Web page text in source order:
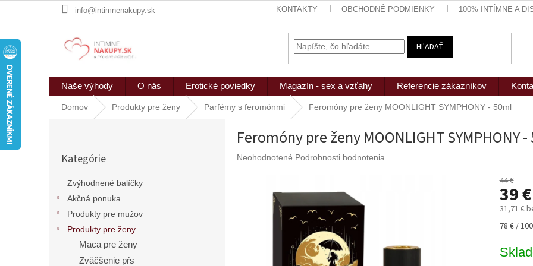
na
info@intimnenakupy.sk KONTAKTY OBCHODNÉ PODMIENKY 100% INTÍMNE A
HĽADAŤ
Naše výhody O nás Erotické poviedky Magazín - sex a vzťahy Referencie zákazníkov
Domov Produkty pre ženy Parfémy s feromónmi Feromóny pre ženy MOONLIGHT SYMPHONY - 50ml
kategórie
Kategórie
Zvýhodnené balíčky
Akčná ponuka
Produkty pre mužov
Produkty pre ženy
Maca pre ženy
Zväčšenie pŕs
Feromóny pre ženy MOONLIGHT SYMPHONY
Priemerné
Neohodnotené Podrobnosti hodnotenia
44 €
39 €
31,71 €
78 € /